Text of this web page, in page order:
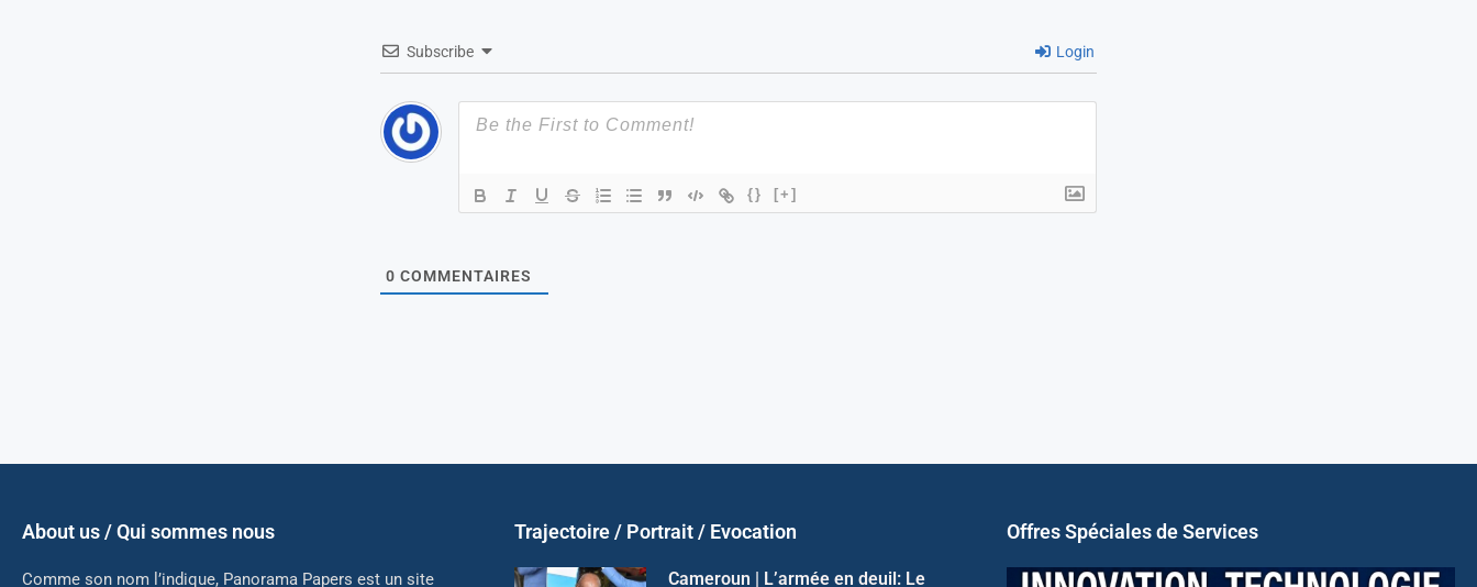
Subscribe Login
{} [+]
0 COMMENTAIRES
About us / Qui sommes nous
Comme son nom l’indique, Panorama Papers est un site
Trajectoire / Portrait / Evocation
Cameroun | L’armée en deuil: Le
Offres Spéciales de Services